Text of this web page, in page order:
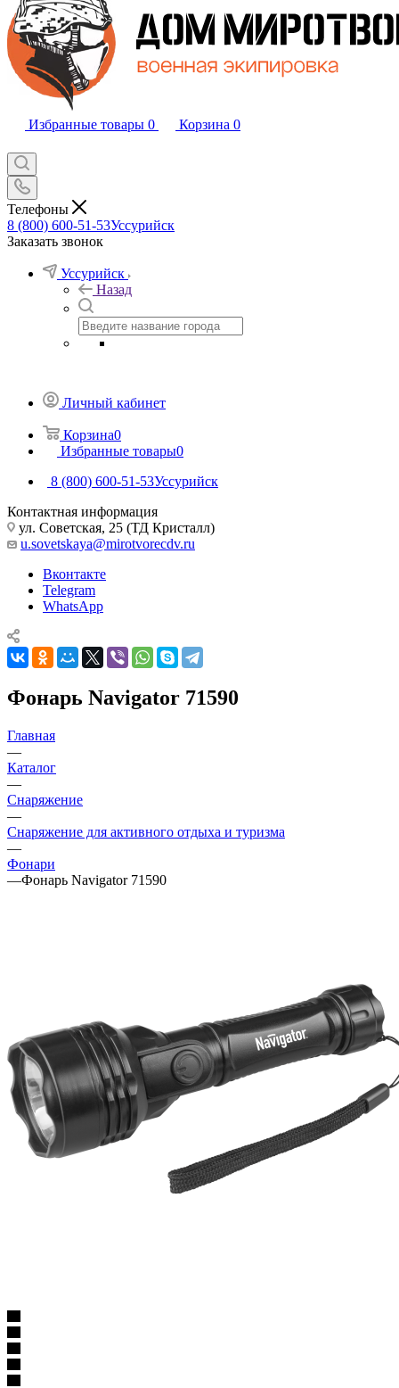
Избранные товары 0 Корзина 0
Телефоны
8 (800) 600-51-53Уссурийск
Заказать звонок
Уссурийск
Назад
Личный кабинет
Корзина0
Избранные товары0
8 (800) 600-51-53Уссурийск
Контактная информация
ул. Советская, 25 (ТД Кристалл)
u.sovetskaya@mirotvorecdv.ru
Вконтакте
Telegram
WhatsApp
Фонарь Navigator 71590
Главная
—
Каталог
—
Снаряжение
—
Снаряжение для активного отдыха и туризма
—
Фонари
—Фонарь Navigator 71590